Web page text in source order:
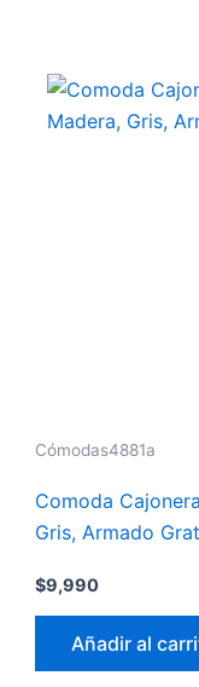
Cómodas4881a
Comoda
Gris, Armado
$9,990
Añadir al